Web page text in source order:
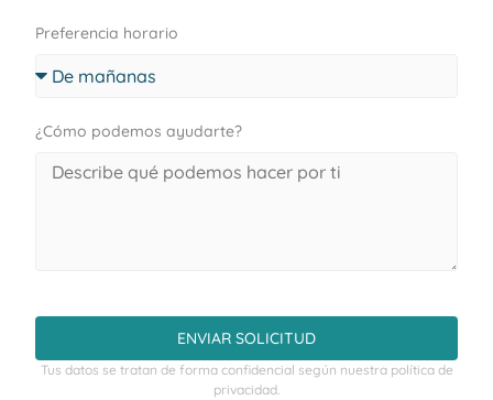
Preferencia horario
¿Cómo podemos ayudarte?
ENVIAR SOLICITUD
Tus datos se tratan de forma confidencial según nuestra política de
privacidad.